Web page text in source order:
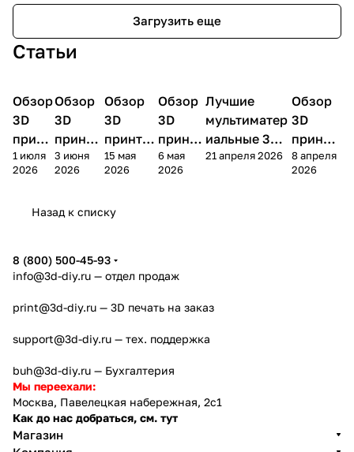
Загрузить еще
Статьи
3D
принтеры
Обзор
3D
принт
ера
Bamb
1 июля
2026
3D
принтеры
Обзор
3D
принте
ра
Anycubi
4
3 июня
2026
3D
принтеры
Обзор
3D
принтер
а
FlashFo
Creator
15 мая
2026
3D
принтеры
Обзор
3D
принте
ра
Bambu
6 мая
2026
3D принтеры
Лучшие
мультиматер
иальные 3D
принтеры на
21 апреля 2026
3D
Обзор
3D
принте
ра
FlashF
8 апреля
2026
Назад к списку
8 (800) 500-45-93
info@3d-diy.ru — отдел продаж
print@3d-diy.ru — 3D печать на заказ
support@3d-diy.ru — тех. поддержка
buh@3d-diy.ru — Бухгалтерия
Мы переехали:
Москва, Павелецкая набережная, 2с1
Как до нас добраться, см. тут
Магазин